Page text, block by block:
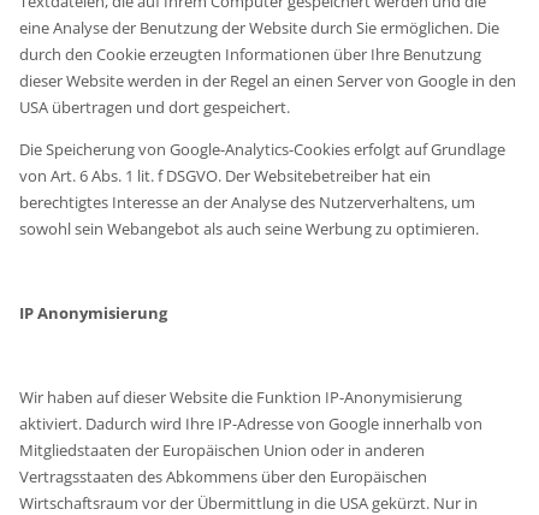
eine Analyse der Benutzung der Website durch Sie ermöglichen. Die
durch den Cookie erzeugten Informationen über Ihre Benutzung
dieser Website werden in der Regel an einen Server von Google in den
USA übertragen und dort gespeichert.
Die Speicherung von Google-Analytics-Cookies erfolgt auf Grundlage
von Art. 6 Abs. 1 lit. f DSGVO. Der Websitebetreiber hat ein
berechtigtes Interesse an der Analyse des Nutzerverhaltens, um
sowohl sein Webangebot als auch seine Werbung zu optimieren.
IP Anonymisierung
Wir haben auf dieser Website die Funktion IP-Anonymisierung
aktiviert. Dadurch wird Ihre IP-Adresse von Google innerhalb von
Mitgliedstaaten der Europäischen Union oder in anderen
Vertragsstaaten des Abkommens über den Europäischen
Wirtschaftsraum vor der Übermittlung in die USA gekürzt. Nur in